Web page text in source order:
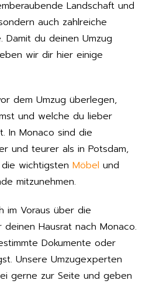
Landschaft und
auch zahlreiche
Damit du deinen Umzug
wir dir hier einige
dem Umzug überlegen,
und welche du lieber
In Monaco sind die
und teurer als in Potsdam,
wichtigsten Möbel und
mitzunehmen.
im Voraus über die
deinen Hausrat nach Monaco.
Dokumente oder
Unsere Umzugexperten
gerne zur Seite und geben